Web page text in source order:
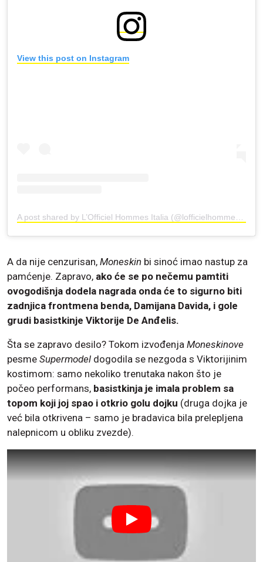
View this post on Instagram
A da nije cenzurisan, Moneskin bi sinoć imao nastup za
pamćenje. Zapravo, ako će se po nečemu pamtiti
ovogodišnja dodela nagrada onda će to sigurno biti
zadnjica frontmena benda, Damijana Davida, i gole
grudi basistkinje Viktorije De Anđelis.
Šta se zapravo desilo? Tokom izvođenja Moneskinove
pesme Supermodel dogodila se nezgoda s Viktorijinim
kostimom: samo nekoliko trenutaka nakon što je
počeo performans, basistkinja je imala problem sa
topom koji joj spao i otkrio golu dojku (druga dojka je
već bila otkrivena – samo je bradavica bila prelepljena
nalepnicom u obliku zvezde).